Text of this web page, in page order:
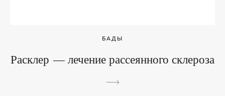
БАДЫ
Расклер — лечение рассеянного склероза